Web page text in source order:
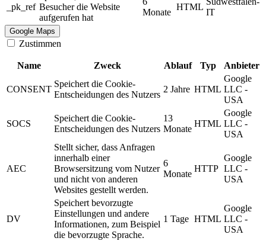
_pk_ref Besucher die Website
aufgerufen hat
Monate
HTML
IT
Google Maps
Zustimmen
Name Zweck Ablauf Typ Anbieter
CONSENT
Speichert die Cookie-
Entscheidungen des Nutzers
2 Jahre HTML
Google
LLC -
USA
SOCS
Speichert die Cookie-
Entscheidungen des Nutzers
13
Monate
HTML
Google
LLC -
USA
AEC
Stellt sicher, dass Anfragen
innerhalb einer
Browsersitzung vom Nutzer
und nicht von anderen
Websites gestellt werden.
6
Monate
HTTP
Google
LLC -
USA
DV
Speichert bevorzugte
Einstellungen und andere
Informationen, zum Beispiel
die bevorzugte Sprache.
1 Tage HTML
Google
LLC -
USA